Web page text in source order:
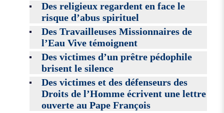
Des religieux regardent en face le
risque d’abus spirituel
Des Travailleuses Missionnaires de
l’Eau Vive témoignent
Des victimes d’un prêtre pédophile
brisent le silence
Des victimes et des défenseurs des
Droits de l’Homme écrivent une lettre
ouverte au Pape François